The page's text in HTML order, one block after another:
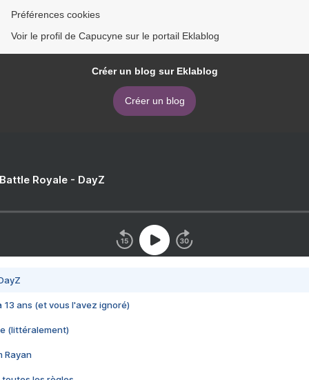
Préférences cookies
Voir le profil de Capucyne sur le portail Eklablog
Créer un blog sur Eklablog
Créer un blog
Royale - DayZ
13 ans (et vous l'avez ignoré)
(littéralement)
Rayan